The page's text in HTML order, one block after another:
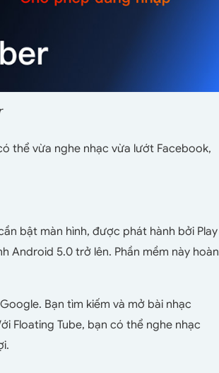
thể vừa nghe nhạc vừa lướt Facebook,
bật màn hình, được phát hành bởi Play
Android 5.0 trở lên. Phần mềm này hoàn
Bạn tìm kiếm và mở bài nhạc
Floating Tube, bạn có thể nghe nhạc